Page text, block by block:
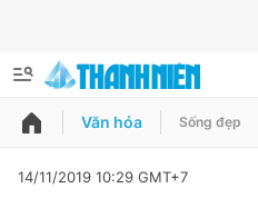
QUẢNG CÁO
Văn hóa Sống đẹp
14/11/2019 10:29 GMT+7